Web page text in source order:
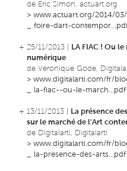
de Eric Simon, actuart.org
> www.actuart.org/2014/
foire-dart-
+ 25/11/2013 |
LA FIAC ! Ou
numérique
de Veronique Gode,
> www.digitalarti.com/fr/
la-fiac--ou-le-march...pdf
+ 13/11/2013 |
La présence
sur le marché de l'Art
de Digitalarti, Digitalarti
> www.digitalarti.com/fr/
la-presence-des-arts...pdf